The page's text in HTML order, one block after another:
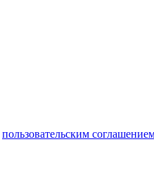
пользовательским